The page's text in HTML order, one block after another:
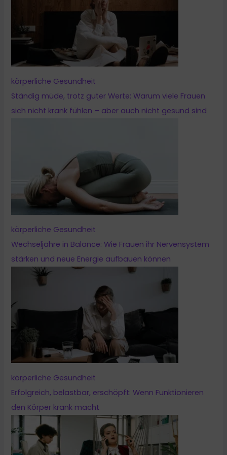
körperliche Gesundheit
Ständig müde, trotz guter Werte: Warum viele Frauen
sich nicht krank fühlen – aber auch nicht gesund sind
körperliche Gesundheit
Wechseljahre in Balance: Wie Frauen ihr Nervensystem
stärken und neue Energie aufbauen können
körperliche Gesundheit
Erfolgreich, belastbar, erschöpft: Wenn Funktionieren
den Körper krank macht